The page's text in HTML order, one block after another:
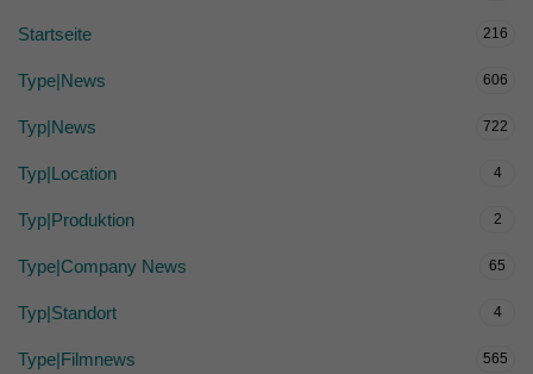
Startseite 216
Type|News 606
Typ|News 722
Typ|Location 4
Typ|Produktion 2
Type|Company News 65
Typ|Standort 4
Type|Filmnews 565